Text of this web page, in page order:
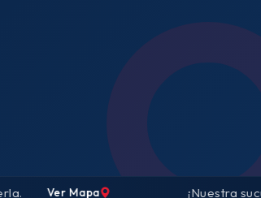
Ver Mapa ¡Nuestra